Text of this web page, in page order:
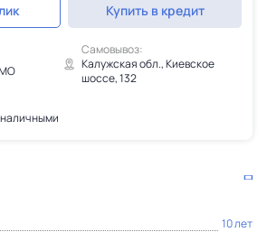
Купить в кредит
МО
Самовывоз:
Калужская обл., Киевское
шоссе, 132
10 лет